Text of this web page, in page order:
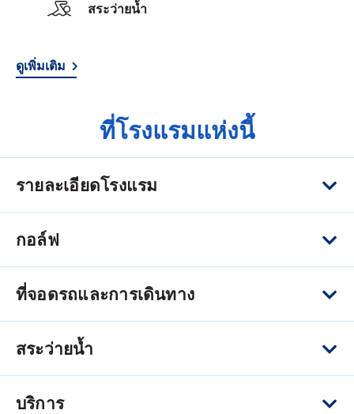
สระว่ายน้ำ
ดูเพิ่มเติม
ที่โรงแรมแห่งนี้
รายละเอียดโรงแรม
กอล์ฟ
ที่จอดรถและการเดินทาง
สระว่ายน้ำ
บริการ